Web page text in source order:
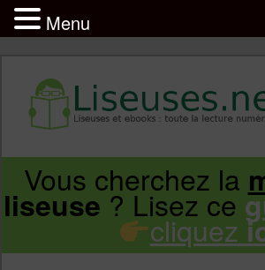
Infos sur les liseuses
Vivlio, Pocketbook
Aller
Aller
Vous cherchez la
liseuse? Lisez ce
cliquez
Menu